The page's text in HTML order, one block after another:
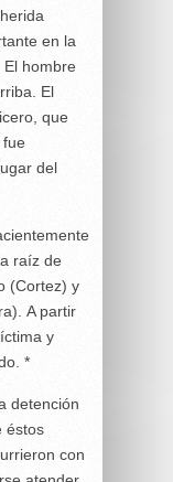
en la
hombre
El
que
fue
del
raíz de
(Cortez) y
A partir
y
*
detención
éstos
con